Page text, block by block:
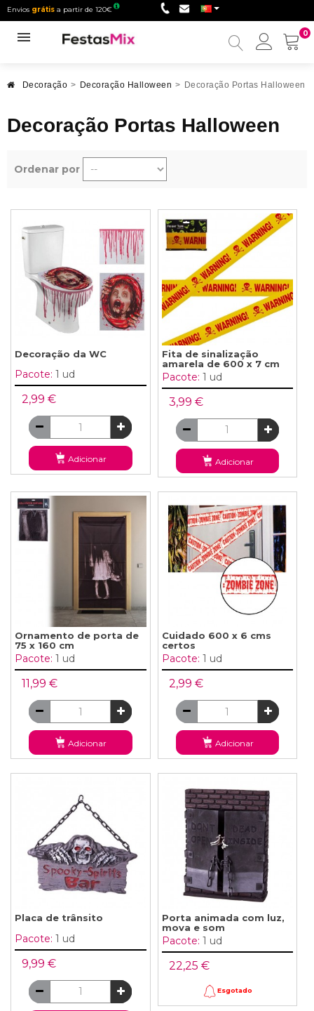
Envios grátis a partir de 120€
0
Minha
Decoração > Decoração Halloween > Decoração Portas Halloween
Decoração Portas Halloween
Ordenar por
Decoração da WC
Pacote: 1 ud
2,99 €
Adicionar
Fita de sinalização
amarela de 600 x 7 cm
Pacote: 1 ud
3,99 €
Adicionar
Ornamento de porta de
75 x 160 cm
Pacote: 1 ud
11,99 €
Adicionar
Cuidado 600 x 6 cms
certos
Pacote: 1 ud
2,99 €
Adicionar
Placa de trânsito
Pacote: 1 ud
9,99 €
Porta animada com luz,
mova e som
Pacote: 1 ud
22,25 €
Esgotado